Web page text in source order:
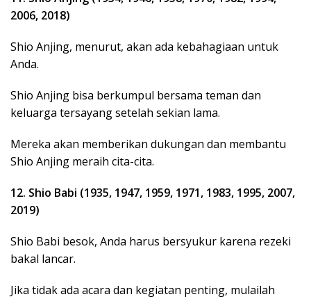
2006, 2018)
Shio Anjing, menurut, akan ada kebahagiaan untuk
Anda.
Shio Anjing bisa berkumpul bersama teman dan
keluarga tersayang setelah sekian lama.
Mereka akan memberikan dukungan dan membantu
Shio Anjing meraih cita-cita.
12. Shio Babi (1935, 1947, 1959, 1971, 1983, 1995, 2007,
2019)
Shio Babi besok, Anda harus bersyukur karena rezeki
bakal lancar.
Jika tidak ada acara dan kegiatan penting, mulailah